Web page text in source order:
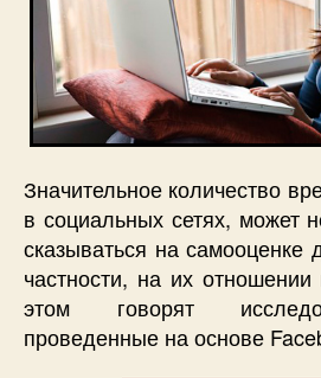
Значительное количество
в социальных сетях, может
сказываться на
частности, на их
этом говорят
проведенные на основе